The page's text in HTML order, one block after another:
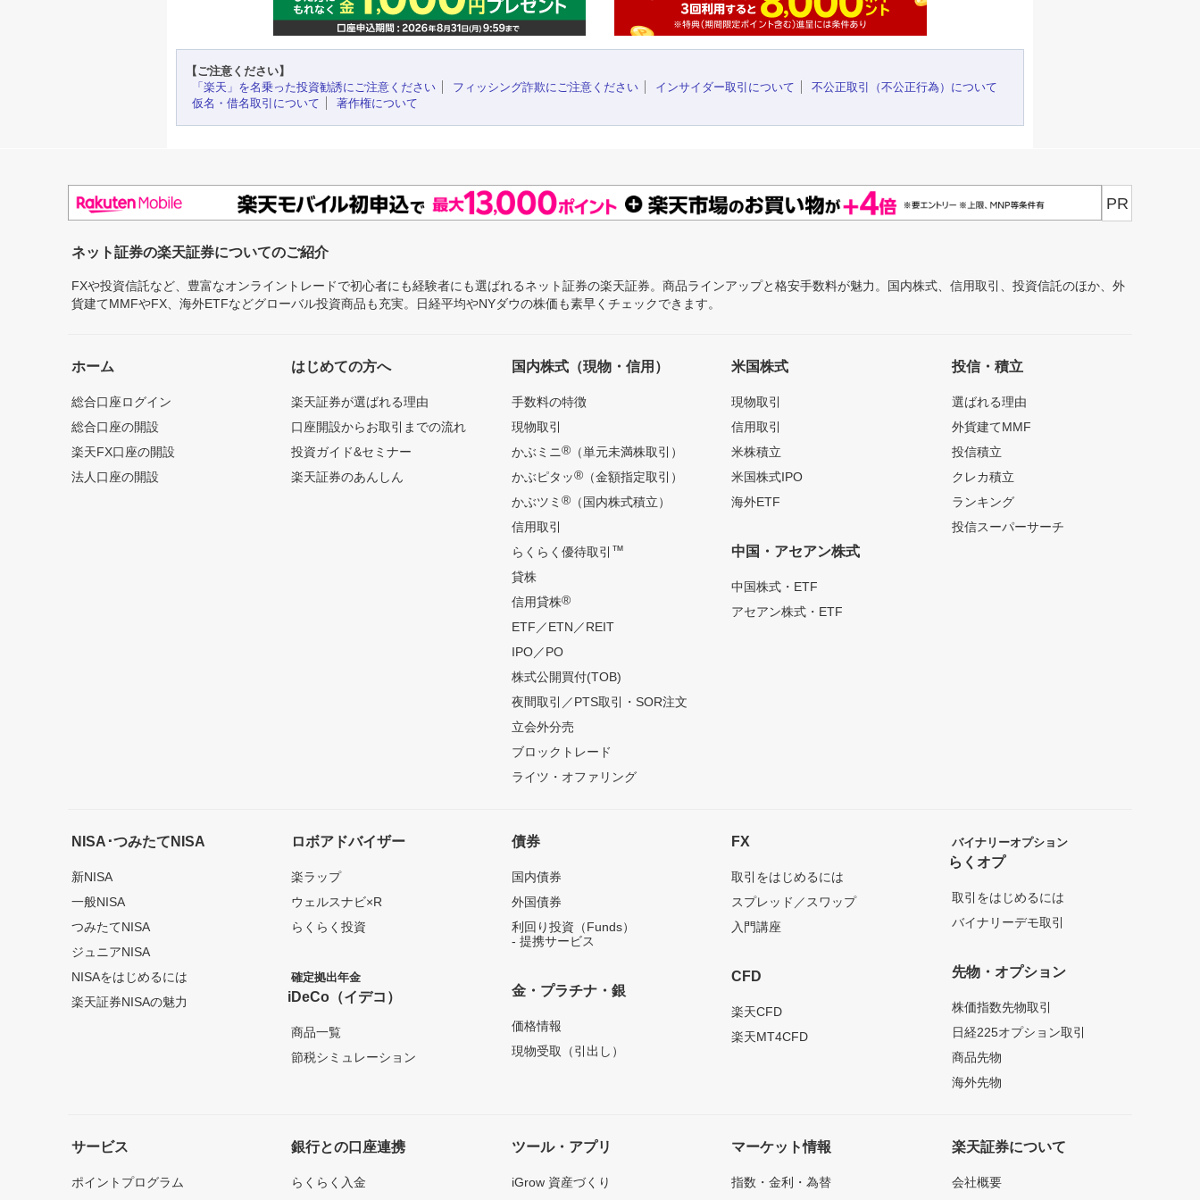
【ご注意ください】
「楽天」を名乗った投資勧誘にご注意ください
フィッシング詐欺にご注意ください インサイダー取引について
不公正取引（不公正行為）について
仮名・借名取引について
著作権について
PR
ネット証券の楽天証券についてのご紹介
FXや投資信託など、豊富なオンライントレードで初心者にも経験者にも選ばれるネット証券の楽天証券。商品ラインアップと格安手数料が魅力。国内株式、信用取引、投資信託のほか、外
貨建てMMFやFX、海外ETFなどグローバル投資商品も充実。日経平均やNYダウの株価も素早くチェックできます。
ホーム
総合口座ログイン
総合口座の開設
楽天FX口座の開設
法人口座の開設
はじめての方へ
楽天証券が選ばれる理由
口座開設からお取引までの流れ
投資ガイド&セミナー
楽天証券のあんしん
国内株式（現物・信用）
手数料の特徴
現物取引
かぶミニ®（単元未満株取引）
かぶピタッ®（金額指定取引）
かぶツミ ®（国内株式積立）
信用取引
らくらく優待取引 ™
貸株
信用貸株®
ETF／ETN／REIT
IPO／PO
株式公開買付(TOB)
夜間取引／PTS取引・SOR注文
立会外分売
ブロックトレード
ライツ・オファリング
米国株式
現物取引
信用取引
米株積立
米国株式IPO
海外ETF
中国・アセアン株式
中国株式・ETF
アセアン株式・ETF
投信・積立
選ばれる理由
外貨建てMMF
投信積立
クレカ積立
ランキング
投信スーパーサーチ
NISA･つみたてNISA
新NISA
一般NISA
つみたてNISA
ジュニアNISA
NISAをはじめるには
楽天証券NISAの魅力
ロボアドバイザー
楽ラップ
ウェルスナビ×R
らくらく投資
確定拠出年金
iDeCo（イデコ）
商品一覧
節税シミュレーション
債券
国内債券
外国債券
利回り投資（Funds）
- 提携サービス
金・プラチナ・銀
価格情報
現物受取（引出し）
FX
取引をはじめるには
スプレッド／スワップ
入門講座
CFD
楽天CFD
楽天MT4CFD
バイナリーオプション
らくオプ
取引をはじめるには
バイナリーデモ取引
先物・オプション
株価指数先物取引
日経225オプション取引
商品先物
海外先物
サービス
ポイントプログラム
銀行との口座連携
らくらく入金
ツール・アプリ
iGrow 資産づくり
マーケット情報
指数・金利・為替
楽天証券について
会社概要